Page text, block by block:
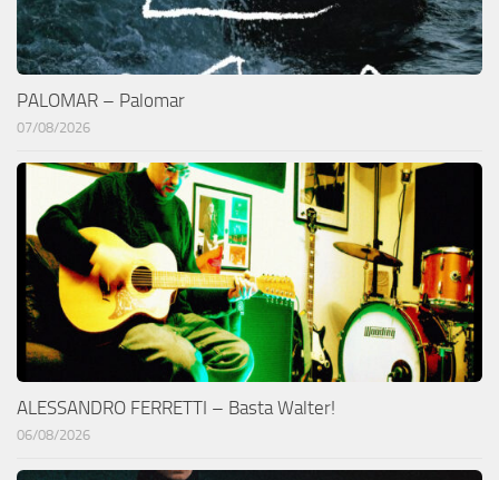
PALOMAR – Palomar
07/08/2026
ALESSANDRO FERRETTI – Basta Walter!
06/08/2026